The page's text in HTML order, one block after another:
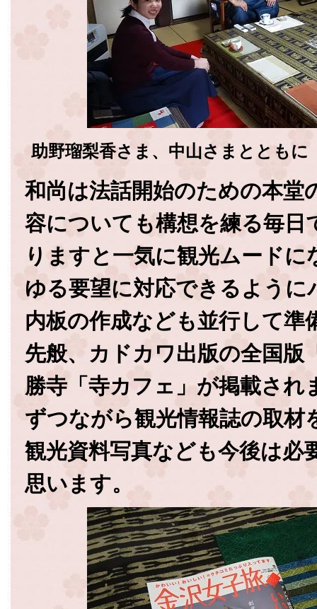
助野瑠梨香さま、中山さまととも
和尚は法話開始のための本堂
容についても構想を練る毎日
りますと一気に観光ムード
ゆる要望に対応できるように
内板の作成なども並行して準
先般、カドカワ出版の全国版
勝寺「寺カフェ」が掲載され
ずつながら観光情報誌の取材
観光資料写真なども今後は必
思います。